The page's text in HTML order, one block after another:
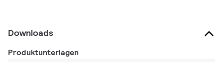
Downloads
Produktunterlagen